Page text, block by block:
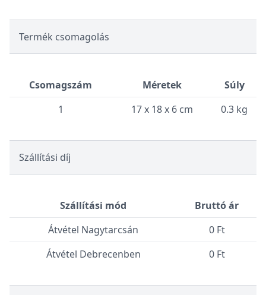
Termék csomagolás
Csomagszám Méretek
Súly
1
17 x 18 x 6 cm 0.3 kg
Szállítási díj
Szállítási mód
Bruttó ár
Átvétel Nagytarcsán
0 Ft
Átvétel Debrecenben
0 Ft